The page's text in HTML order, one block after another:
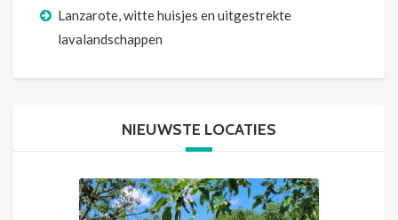
Lanzarote, witte huisjes en uitgestrekte
lavalandschappen
NIEUWSTE LOCATIES